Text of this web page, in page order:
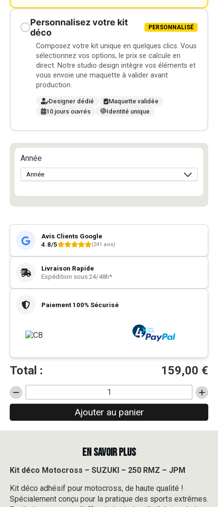
Personnalisez votre kit
déco
PERSONNALISÉ
Composez votre kit unique en quelques clics. Vous
sélectionnez vos options, le prix se calcule en
direct. Notre studio design intègre vos éléments et
vous envoie une maquette à valider avant
production.
Designer dédié
Maquette validée
10 jours ouvrés
Identité unique
Année
Avis Clients Google
4.8/5
(241 avis)
Livraison Rapide
Expédition sous 24/48h*
Paiement 100% Sécurisé
Total : 159,00 €
quantité
de
Motocross
250
-
JPM
Ajouter au panier
EN SAVOIR PLUS
Kit déco Motocross – SUZUKI – 250 RMZ – JPM
Kit déco adhésif pour motocross, de haute qualité !
Spécialement conçu pour la pratique des sports extrêmes.